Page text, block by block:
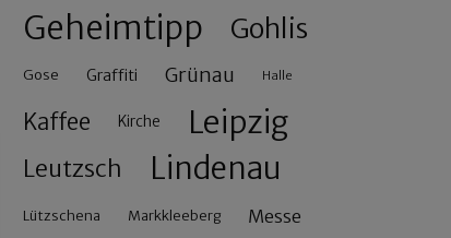
Geheimtipp Gohlis
Gose Graffiti Grünau Halle
Kaffee Kirche Leipzig
Leutzsch Lindenau
Lützschena Markkleeberg Messe